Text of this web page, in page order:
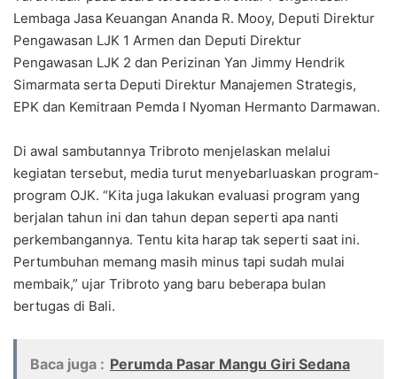
Lembaga Jasa Keuangan Ananda R. Mooy, Deputi Direktur
Pengawasan LJK 1 Armen dan Deputi Direktur
Pengawasan LJK 2 dan Perizinan Yan Jimmy Hendrik
Simarmata serta Deputi Direktur Manajemen Strategis,
EPK dan Kemitraan Pemda I Nyoman Hermanto Darmawan.
Di awal sambutannya Tribroto menjelaskan melalui
kegiatan tersebut, media turut menyebarluaskan program-
program OJK. “Kita juga lakukan evaluasi program yang
berjalan tahun ini dan tahun depan seperti apa nanti
perkembangannya. Tentu kita harap tak seperti saat ini.
Pertumbuhan memang masih minus tapi sudah mulai
membaik,” ujar Tribroto yang baru beberapa bulan
bertugas di Bali.
Baca juga : Perumda Pasar Mangu Giri Sedana